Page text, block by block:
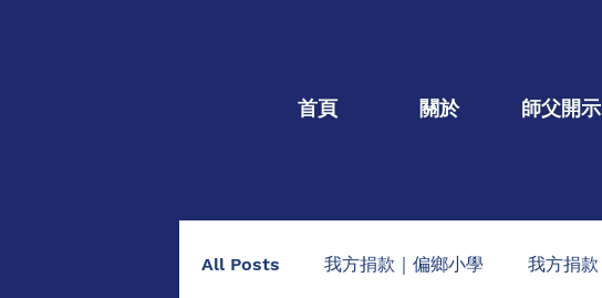
首頁 關於 師父開示
All Posts 我方捐款｜偏鄉小學 我方捐